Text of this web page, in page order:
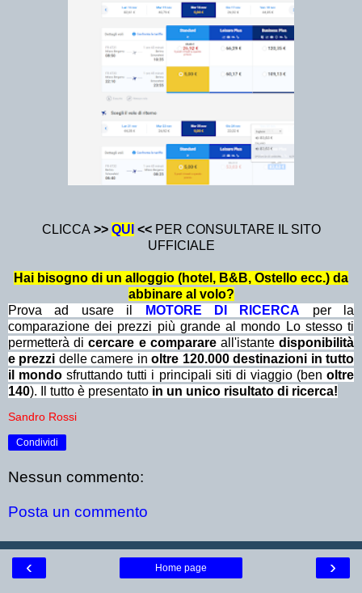
CLICCA >> QU <<PER CONSULTARE IL SITO
UFFICIALE
Hai bisogno di un alloggio (hotel, B&B, Ostello ecc.) da
abbinare al volo?
Prova ad usare il
MOTORE DI RICERCA
per la
comparazione dei prezzi più grande al mondo Lo stesso ti
permetterà dicercare e comparare all'istantedisponibilità
e prezzi delle camere inoltre 120.000 destinazioni in tutto
il mondo sfruttando tutti i principali siti di viaggio (benoltre
140). Il tutto è presentato in un unico risultato di ricerca!
Sandro Rossi
Condividi
Nessun commento:
Posta un commento
‹ ›
Home page